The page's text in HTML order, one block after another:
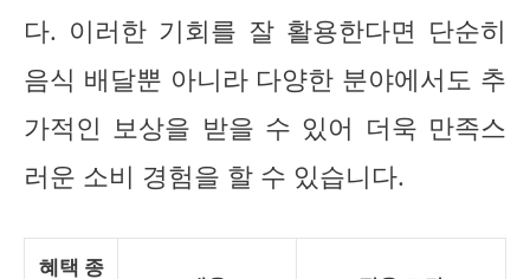
다. 이러한 기회를 잘 활용한다면 단순히
음식 배달뿐 아니라 다양한 분야에서도 추
가적인 보상을 받을 수 있어 더욱 만족스
러운 소비 경험을 할 수 있습니다.
혜택 종